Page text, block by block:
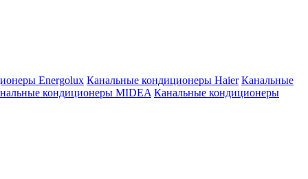
Energolux Канальные кондиционеры Haier Канальные
кондиционеры MIDEA Канальные кондиционеры